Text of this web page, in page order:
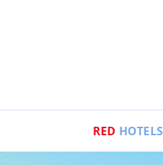
RED HOTELS